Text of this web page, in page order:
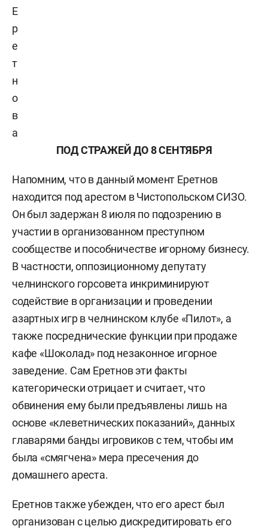
Е
р
е
т
н
о
в
а
ПОД СТРАЖЕЙ ДО 8 СЕНТЯБРЯ
Напомним, что в данный момент Еретнов
находится под арестом в Чистопольском СИЗО.
Он был задержан 8 июля по подозрению в
участии в организованном преступном
сообществе и пособничестве игорному бизнесу.
В частности, оппозиционному депутату
челнинского горсовета инкриминируют
содействие в организации и проведении
азартных игр в челнинском клубе «Пилот», а
также посреднические функции при продаже
кафе «Шоколад» под незаконное игорное
заведение. Сам Еретнов эти факты
категорически отрицает и считает, что
обвинения ему были предъявлены лишь на
основе «клеветнических показаний», данных
главарями банды игровиков с тем, чтобы им
была «смягчена» мера пресечения до
домашнего ареста.
Еретнов также убежден, что его арест был
организован с целью дискредитировать его